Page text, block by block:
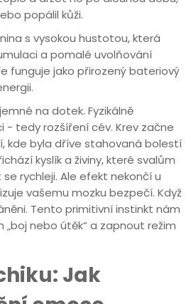
popálil kůži.
s vysokou hustotou, která
a pomalé uvolňování
funguje jako přirozený bateriový
na dotek. Fyzikálně
- tedy rozšíření cév. Krev začne
kde byla dříve stahovaná bolestí
kyslík a živiny, které svalům
rychleji. Ale efekt nekončí u
vašemu mozku bezpečí. Když
Tento primitivní instinkt nám
nebo útěk“ a zapnout režim
Jak